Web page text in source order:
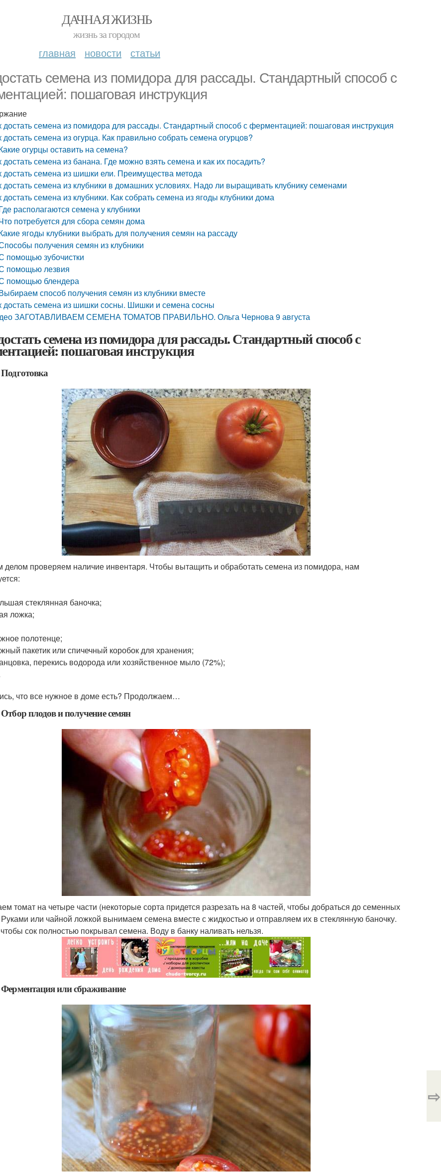
ДАЧНАЯ ЖИЗНЬ
жизнь за городом
главная новости статьи
семена из помидора для рассады. Стандартный способ с
пошаговая инструкция
достать семена из помидора для рассады. Стандартный способ с ферментацией: пошаговая инструкция
достать семена из огурца. Как правильно собрать семена огурцов?
огурцы оставить на семена?
достать семена из банана. Где можно взять семена и как их посадить?
достать семена из шишки ели. Преимущества метода
достать семена из клубники в домашних условиях. Надо ли выращивать клубнику семенами
достать семена из клубники. Как собрать семена из ягоды клубники дома
располагаются семена у клубники
потребуется для сбора семян дома
ягоды клубники выбрать для получения семян на рассаду
получения семян из клубники
помощью зубочистки
помощью лезвия
помощью блендера
способ получения семян из клубники вместе
достать семена из шишки сосны. Шишки и семена сосны
ЗАГОТАВЛИВАЕМ СЕМЕНА ТОМАТОВ ПРАВИЛЬНО. Ольга Чернова 9 августа
семена из помидора для рассады. Стандартный способ с
пошаговая инструкция
проверяем наличие инвентаря. Чтобы вытащить и обработать семена из помидора, нам
стеклянная баночка;
ложка;
полотенце;
пакетик или спичечный коробок для хранения;
перекись водорода или хозяйственное мыло (72%);
что все нужное в доме есть? Продолжаем…
плодов и получение семян
томат на четыре части (некоторые сорта придется разрезать на 8 частей, чтобы добраться до семенных
или чайной ложкой вынимаем семена вместе с жидкостью и отправляем их в стеклянную баночку.
сок полностью покрывал семена. Воду в банку наливать нельзя.
или сбраживание
⇨